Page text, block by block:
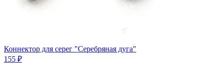
Коннектор для серег "Серебряная дуга"
155 ₽